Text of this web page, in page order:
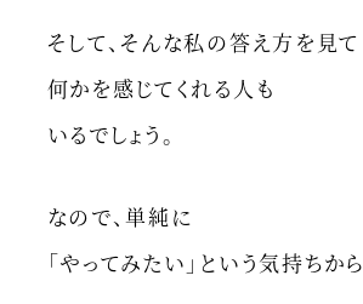
そして、そんな私の答え方を見て
何かを感じてくれる人も
いるでしょう。
なので、単純に
「やってみたい」という気持ちから